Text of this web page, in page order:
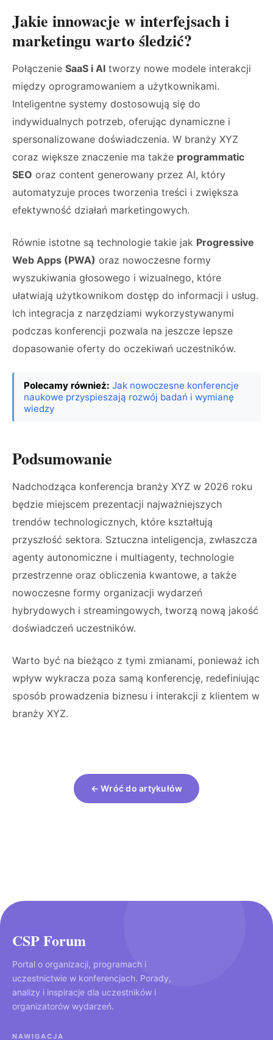
Jakie innowacje w interfejsach i
marketingu warto śledzić?
Połączenie SaaS i AI tworzy nowe modele interakcji
między oprogramowaniem a użytkownikami.
Inteligentne systemy dostosowują się do
indywidualnych potrzeb, oferując dynamiczne i
spersonalizowane doświadczenia. W branży XYZ
coraz większe znaczenie ma także programmatic
SEO oraz content generowany przez AI, który
automatyzuje proces tworzenia treści i zwiększa
efektywność działań marketingowych.
Równie istotne są technologie takie jak Progressive
Web Apps (PWA) oraz nowoczesne formy
wyszukiwania głosowego i wizualnego, które
ułatwiają użytkownikom dostęp do informacji i usług.
Ich integracja z narzędziami wykorzystywanymi
podczas konferencji pozwala na jeszcze lepsze
dopasowanie oferty do oczekiwań uczestników.
Polecamy również: Jak nowoczesne konferencje
naukowe przyspieszają rozwój badań i wymianę
wiedzy
Podsumowanie
Nadchodząca konferencja branży XYZ w 2026 roku
będzie miejscem prezentacji najważniejszych
trendów technologicznych, które kształtują
przyszłość sektora. Sztuczna inteligencja, zwłaszcza
agenty autonomiczne i multiagenty, technologie
przestrzenne oraz obliczenia kwantowe, a także
nowoczesne formy organizacji wydarzeń
hybrydowych i streamingowych, tworzą nową jakość
doświadczeń uczestników.
Warto być na bieżąco z tymi zmianami, ponieważ ich
wpływ wykracza poza samą konferencję, redefiniując
sposób prowadzenia biznesu i interakcji z klientem w
branży XYZ.
← Wróć do artykułów
CSP Forum
Portal o organizacji, programach i
uczestnictwie w konferencjach. Porady,
analizy i inspiracje dla uczestników i
organizatorów wydarzeń.
NAWIGACJA